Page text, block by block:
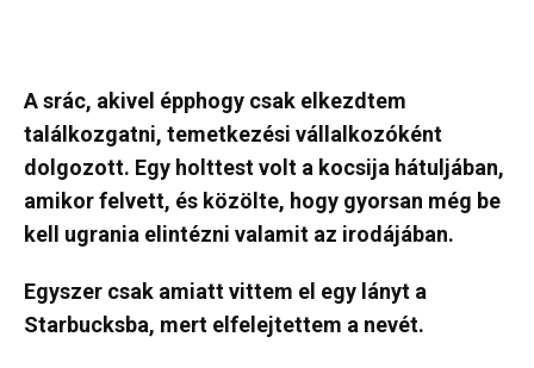
A srác, akivel épphogy csak elkezdtem
találkozgatni, temetkezési vállalkozóként
dolgozott. Egy holttest volt a kocsija hátuljában,
amikor felvett, és közölte, hogy gyorsan még be
kell ugrania elintézni valamit az irodájában.
Egyszer csak amiatt vittem el egy lányt a
Starbucksba, mert elfelejtettem a nevét.